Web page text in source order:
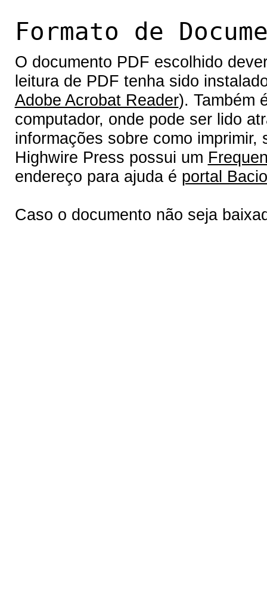
Formato de
O documento PDF escolhido
leitura de PDF tenha sido
Adobe Acrobat Reader). Também
computador, onde pode ser lido
informações sobre como
Highwire Press possui um
endereço para ajuda é portal
Caso o documento não seja